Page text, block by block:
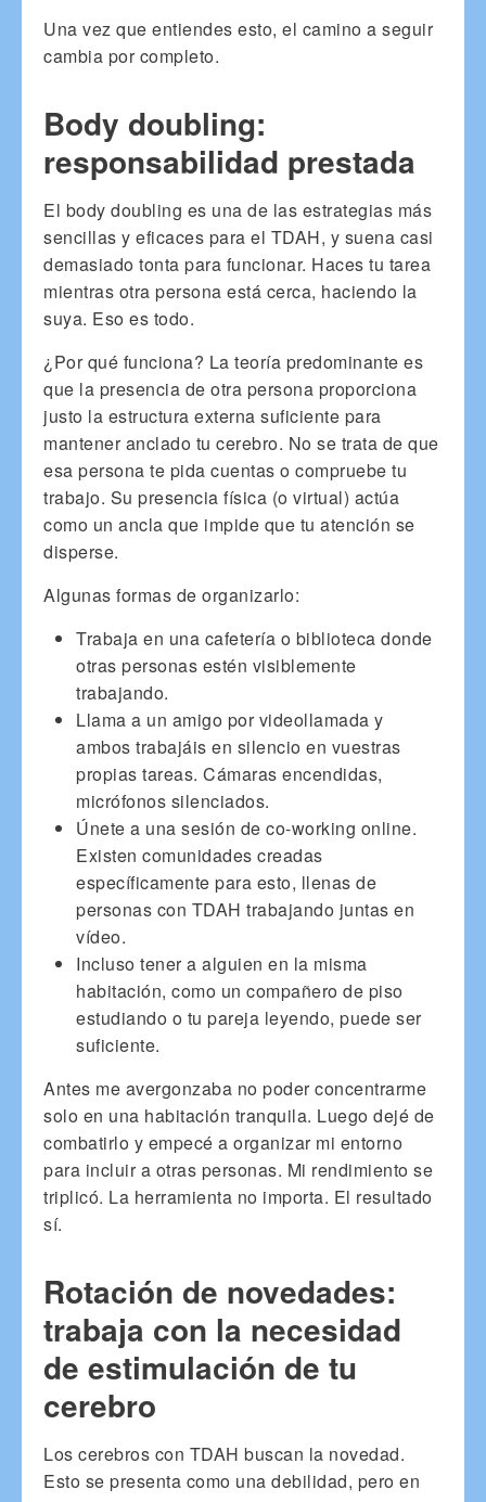
Una vez que entiendes esto, el camino a seguir
cambia por completo.
Body doubling:
responsabilidad prestada
El body doubling es una de las estrategias más
sencillas y eficaces para el TDAH, y suena casi
demasiado tonta para funcionar. Haces tu tarea
mientras otra persona está cerca, haciendo la
suya. Eso es todo.
¿Por qué funciona? La teoría predominante es
que la presencia de otra persona proporciona
justo la estructura externa suficiente para
mantener anclado tu cerebro. No se trata de que
esa persona te pida cuentas o compruebe tu
trabajo. Su presencia física (o virtual) actúa
como un ancla que impide que tu atención se
disperse.
Algunas formas de organizarlo:
Trabaja en una cafetería o biblioteca donde
otras personas estén visiblemente
trabajando.
Llama a un amigo por videollamada y
ambos trabajáis en silencio en vuestras
propias tareas. Cámaras encendidas,
micrófonos silenciados.
Únete a una sesión de co-working online.
Existen comunidades creadas
específicamente para esto, llenas de
personas con TDAH trabajando juntas en
vídeo.
Incluso tener a alguien en la misma
habitación, como un compañero de piso
estudiando o tu pareja leyendo, puede ser
suficiente.
Antes me avergonzaba no poder concentrarme
solo en una habitación tranquila. Luego dejé de
combatirlo y empecé a organizar mi entorno
para incluir a otras personas. Mi rendimiento se
triplicó. La herramienta no importa. El resultado
sí.
Rotación de novedades:
trabaja con la necesidad
de estimulación de tu
cerebro
Los cerebros con TDAH buscan la novedad.
Esto se presenta como una debilidad, pero en